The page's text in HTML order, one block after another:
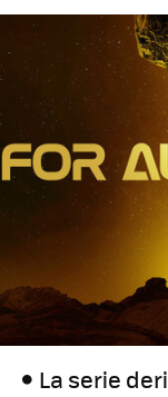
La serie